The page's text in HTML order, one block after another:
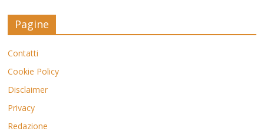
Pagine
Contatti
Cookie Policy
Disclaimer
Privacy
Redazione